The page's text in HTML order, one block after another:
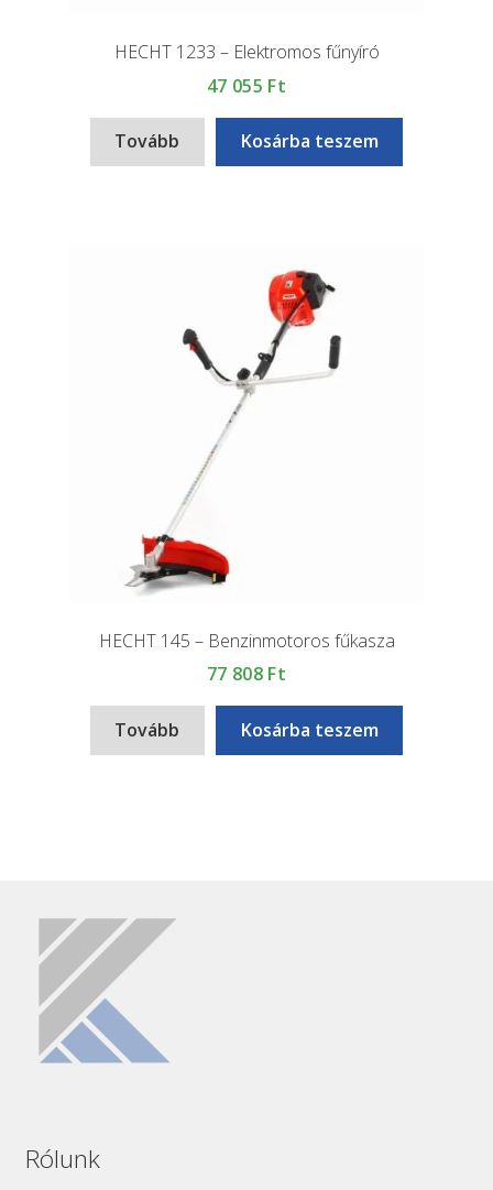
HECHT 1233 – Elektromos fűnyíró
47 055 Ft
Tovább Kosárba teszem
HECHT 145 – Benzinmotoros fűkasza
77 808 Ft
Tovább Kosárba teszem
Rólunk